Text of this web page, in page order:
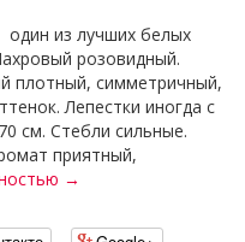
из лучших белых
розовидный.
плотный, симметричный,
Лепестки иногда с
см. Стебли сильные.
приятный,
→